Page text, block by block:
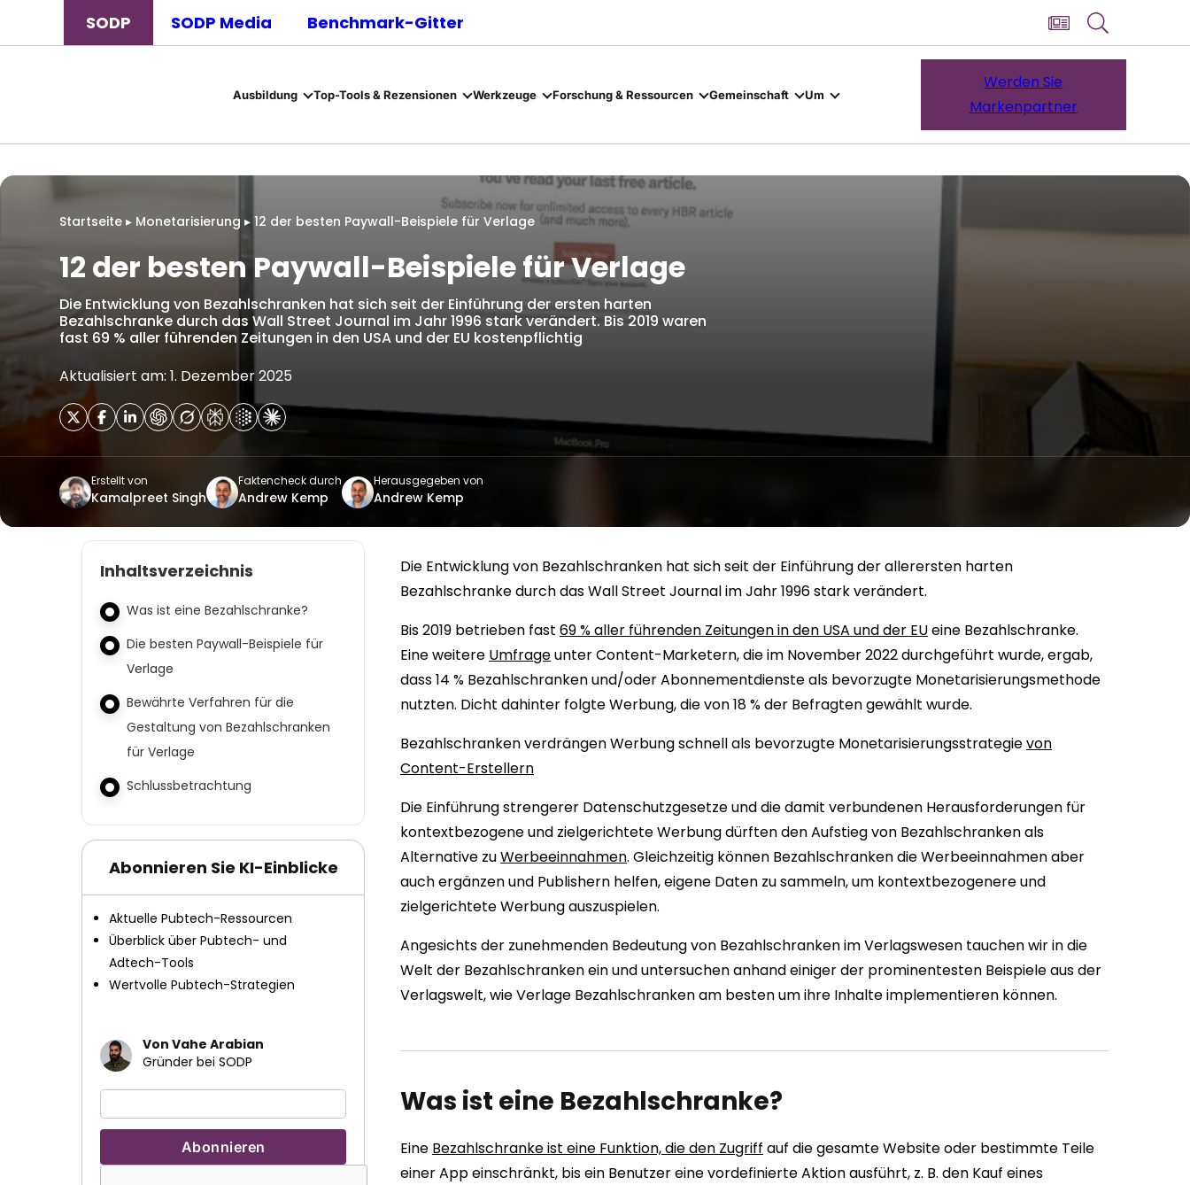
SODP SODP Media Benchmark-Gitter
Ausbildung Top-Tools & Rezensionen Werkzeuge Forschung & Ressourcen Gemeinschaft Um
Werden Sie
Markenpartner
Startseite ▸ Monetarisierung ▸ 12 der besten Paywall-Beispiele für Verlage
12 der besten Paywall-Beispiele für Verlage
Die Entwicklung von Bezahlschranken hat sich seit der Einführung der ersten harten
Bezahlschranke durch das Wall Street Journal im Jahr 1996 stark verändert. Bis 2019 waren
fast 69 % aller führenden Zeitungen in den USA und der EU kostenpflichtig
Aktualisiert am: 1. Dezember 2025
Erstellt von
Kamalpreet Singh
Faktencheck durch
Andrew Kemp
Herausgegeben von
Andrew Kemp
Inhaltsverzeichnis
Was ist eine Bezahlschranke?
Die besten Paywall-Beispiele für
Verlage
Bewährte Verfahren für die
Gestaltung von Bezahlschranken
für Verlage
Schlussbetrachtung
Abonnieren Sie KI-Einblicke
Aktuelle Pubtech-Ressourcen
Überblick über Pubtech- und
Adtech-Tools
Wertvolle Pubtech-Strategien
Von Vahe Arabian
Gründer bei SODP
Die Entwicklung von Bezahlschranken hat sich seit der Einführung der allerersten harten
Bezahlschranke durch das Wall Street Journal im Jahr 1996 stark verändert.
Bis 2019 betrieben fast 69 % aller führenden Zeitungen in den USA und der EUeine Bezahlschranke.
Eine weitere Umfrageunter Content-Marketern, die im November 2022 durchgeführt wurde, ergab,
dass 14 % Bezahlschranken und/oder Abonnementdienste als bevorzugte Monetarisierungsmethode
nutzten. Dicht dahinter folgte Werbung, die von 18 % der Befragten gewählt wurde.
Bezahlschranken verdrängen Werbung schnell als bevorzugte Monetarisierungsstrategievon
Content-Erstellern
Die Einführung strengerer Datenschutzgesetze und die damit verbundenen Herausforderungen für
kontextbezogene und zielgerichtete Werbung dürften den Aufstieg von Bezahlschranken als
Alternative zuWerbeeinnahmen. Gleichzeitig können Bezahlschranken die Werbeeinnahmen aber
auch ergänzen und Publishern helfen, eigene Daten zu sammeln, um kontextbezogenere und
zielgerichtete Werbung auszuspielen.
Angesichts der zunehmenden Bedeutung von Bezahlschranken im Verlagswesen tauchen wir in die
Welt der Bezahlschranken ein und untersuchen anhand einiger der prominentesten Beispiele aus der
Verlagswelt, wie Verlage Bezahlschranken am besten um ihre Inhalte implementieren können.
Was ist eine Bezahlschranke?
Eine Bezahlschranke ist eine Funktion, die den Zugriff auf die gesamte Website oder bestimmte Teile
einer App einschränkt, bis ein Benutzer eine vordefinierte Aktion ausführt, z. B. den Kauf eines